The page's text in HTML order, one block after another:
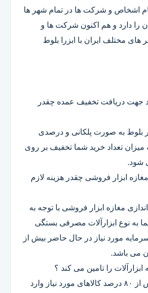
اشخاص و شرکت ها در تمام شهر ها
را دارد و هم اکنون شرکت ها و
مختلف ایران با ابزرا بلوط
جهت دریافت تخفیف عمده چقدر
بلوط به صورت پلکانی و درصدی
میزان تعداد خرید شما تخفیف بر روی
شود.
ابزار فروشی چقدر هزینه لازم
مغازه ابزار فروشی با توجه به
به نوع ابزارآلات مصرفی بستگی
مورد نیاز در حال حاضر بیش از
ابزارآلات را تامین می کند ؟
ابزار بلوط در بیش از ۸۰ درصد کالاهای مورد نیاز وارد